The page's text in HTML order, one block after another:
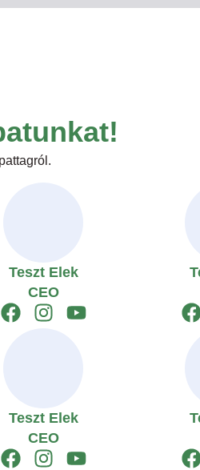
Teszt Elek
CEO
Teszt Elek
CEO